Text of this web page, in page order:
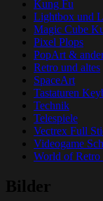
Kung Fu
Lightbox und
Magic Cube
Pixel Plops
PopArt &
Retro und altes
SpaceArt
Tastaturen
Technik
Telespiele
Vectrex Full
Videogame
World of Retro
Bilder